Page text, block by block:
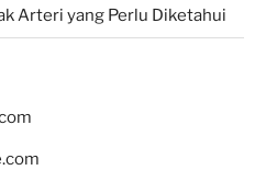
Arteri yang Perlu Diketahui